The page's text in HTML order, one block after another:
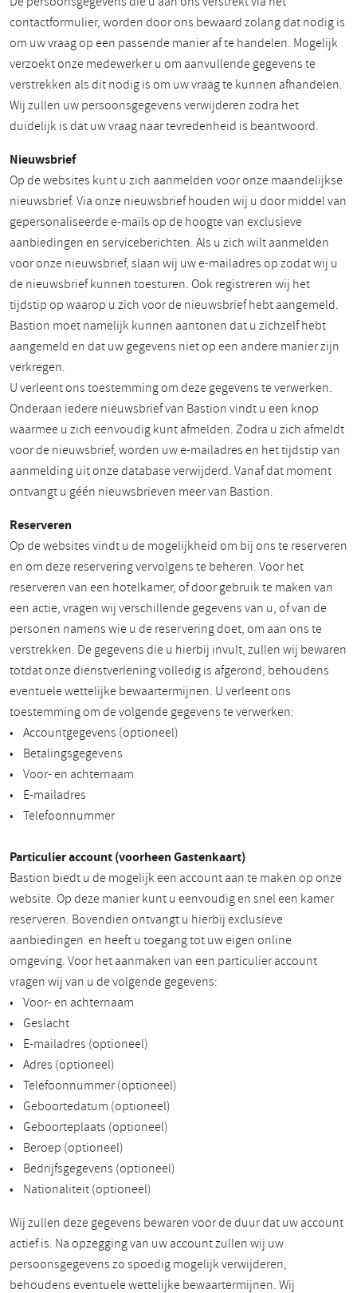
contactformulier, worden door ons bewaard zolang dat nodig is
om uw vraag op een passende manier af te handelen. Mogelijk
verzoekt onze medewerker u om aanvullende gegevens te
verstrekken als dit nodig is om uw vraag te kunnen afhandelen.
Wij zullen uw persoonsgegevens verwijderen zodra het
duidelijk is dat uw vraag naar tevredenheid is beantwoord.
Nieuwsbrief
Op de websites kunt u zich aanmelden voor onze maandelijkse
nieuwsbrief. Via onze nieuwsbrief houden wij u door middel van
gepersonaliseerde e-mails op de hoogte van exclusieve
aanbiedingen en serviceberichten. Als u zich wilt aanmelden
voor onze nieuwsbrief, slaan wij uw e-mailadres op zodat wij u
de nieuwsbrief kunnen toesturen. Ook registreren wij het
tijdstip op waarop u zich voor de nieuwsbrief hebt aangemeld.
Bastion moet namelijk kunnen aantonen dat u zichzelf hebt
aangemeld en dat uw gegevens niet op een andere manier zijn
verkregen.
U verleent ons toestemming om deze gegevens te verwerken.
Onderaan iedere nieuwsbrief van Bastion vindt u een knop
waarmee u zich eenvoudig kunt afmelden. Zodra u zich afmeldt
voor de nieuwsbrief, worden uw e-mailadres en het tijdstip van
aanmelding uit onze database verwijderd. Vanaf dat moment
ontvangt u géén nieuwsbrieven meer van Bastion.
Reserveren
Op de websites vindt u de mogelijkheid om bij ons te reserveren
en om deze reservering vervolgens te beheren. Voor het
reserveren van een hotelkamer, of door gebruik te maken van
een actie, vragen wij verschillende gegevens van u, of van de
personen namens wie u de reservering doet, om aan ons te
verstrekken. De gegevens die u hierbij invult, zullen wij bewaren
totdat onze dienstverlening volledig is afgerond, behoudens
eventuele wettelijke bewaartermijnen. U verleent ons
toestemming om de volgende gegevens te verwerken:
• Accountgegevens (optioneel)
• Betalingsgegevens
• Voor- en achternaam
• E-mailadres
• Telefoonnummer
Particulier account (voorheen Gastenkaart)
Bastion biedt u de mogelijk een account aan te maken op onze
website. Op deze manier kunt u eenvoudig en snel een kamer
reserveren. Bovendien ontvangt u hierbij exclusieve
aanbiedingen en heeft u toegang tot uw eigen online
omgeving. Voor het aanmaken van een particulier account
vragen wij van u de volgende gegevens:
• Voor- en achternaam
• Geslacht
• E-mailadres (optioneel)
• Adres (optioneel)
• Telefoonnummer (optioneel)
• Geboortedatum (optioneel)
• Geboorteplaats (optioneel)
• Beroep (optioneel)
• Bedrijfsgegevens (optioneel)
• Nationaliteit (optioneel)
Wij zullen deze gegevens bewaren voor de duur dat uw account
actief is. Na opzegging van uw account zullen wij uw
persoonsgegevens zo spoedig mogelijk verwijderen,
behoudens eventuele wettelijke bewaartermijnen. Wij